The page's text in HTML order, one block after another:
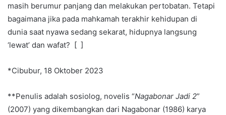
masih berumur panjang dan melakukan pertobatan. Tetapi
bagaimana jika pada mahkamah terakhir kehidupan di
dunia saat nyawa sedang sekarat, hidupnya langsung
‘lewat’ dan wafat? [ ]
*Cibubur, 18 Oktober 2023
**Penulis adalah sosiolog, novelis “Nagabonar Jadi 2”
(2007) yang dikembangkan dari Nagabonar (1986) karya